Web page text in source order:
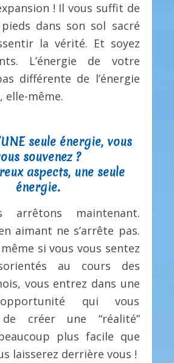
! Il vous suffit de
dans son sol sacré
la vérité. Et soyez
L’énergie de votre
différente de l’énergie
elle-même.
seule énergie, vous
souvenez ?
aspects, une seule
énergie.
arrêtons maintenant.
aimant ne s’arrête pas.
si vous vous sentez
au cours des
vous entrez dans une
qui vous
créer une “réalité”
plus facile que
laisserez derrière vous !